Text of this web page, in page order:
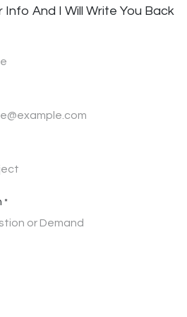
Info And I Will Write You Back
*